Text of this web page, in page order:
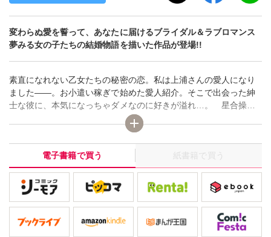
変わらぬ愛を誓って、あなたに届けるブライダル＆ラブロマンス
夢みる女の子たちの結婚物語を描いた作品が登場!!
素直になれない乙女たちの秘密の恋。私は上浦さんの愛人になり
ました――。お小遣い稼ぎで始めた愛人紹介。そこで出会った紳
士な彼に、本気になっちゃダメなのに好きが溢れ…。 星合操
「泡沫の恋をしましょう」アラサーになり結婚に焦る茅子。そん
な茅子を小バカにしてくる新人・牧野。むかつくのになぜか気に
なってしまい!? 堀内三佳「どこからともなくやってくる」つい
に彼からプロポーズ!! だけど仕事を辞めてほしいといわれ喧嘩に
なって!? 九条友淀「未来のてがかり」 変わらぬ愛を誓って、あ
なたに届けるブライダル＆ラブロマンス 夢みる女の子たちの結婚
物語を描いた作品が登場!!（C）星合操/堀内三佳/九条友淀
電子書籍で買う 紙書籍で買う